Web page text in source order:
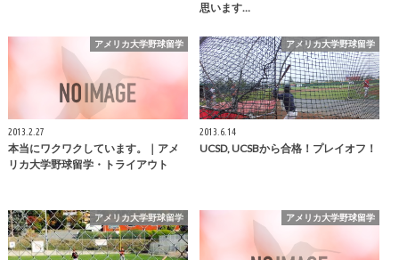
思います…
アメリカ大学野球留学
2013.2.27
本当にワクワクしています。｜アメ
リカ大学野球留学・トライアウト
アメリカ大学野球留学
2013.6.14
UCSD, UCSBから合格！プレイオフ！
アメリカ大学野球留学 アメリカ大学野球留学